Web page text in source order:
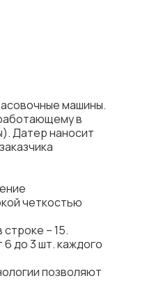
машины.
в
Датер наносит
четкостью
– 15.
до 3 шт. каждого
позволяют